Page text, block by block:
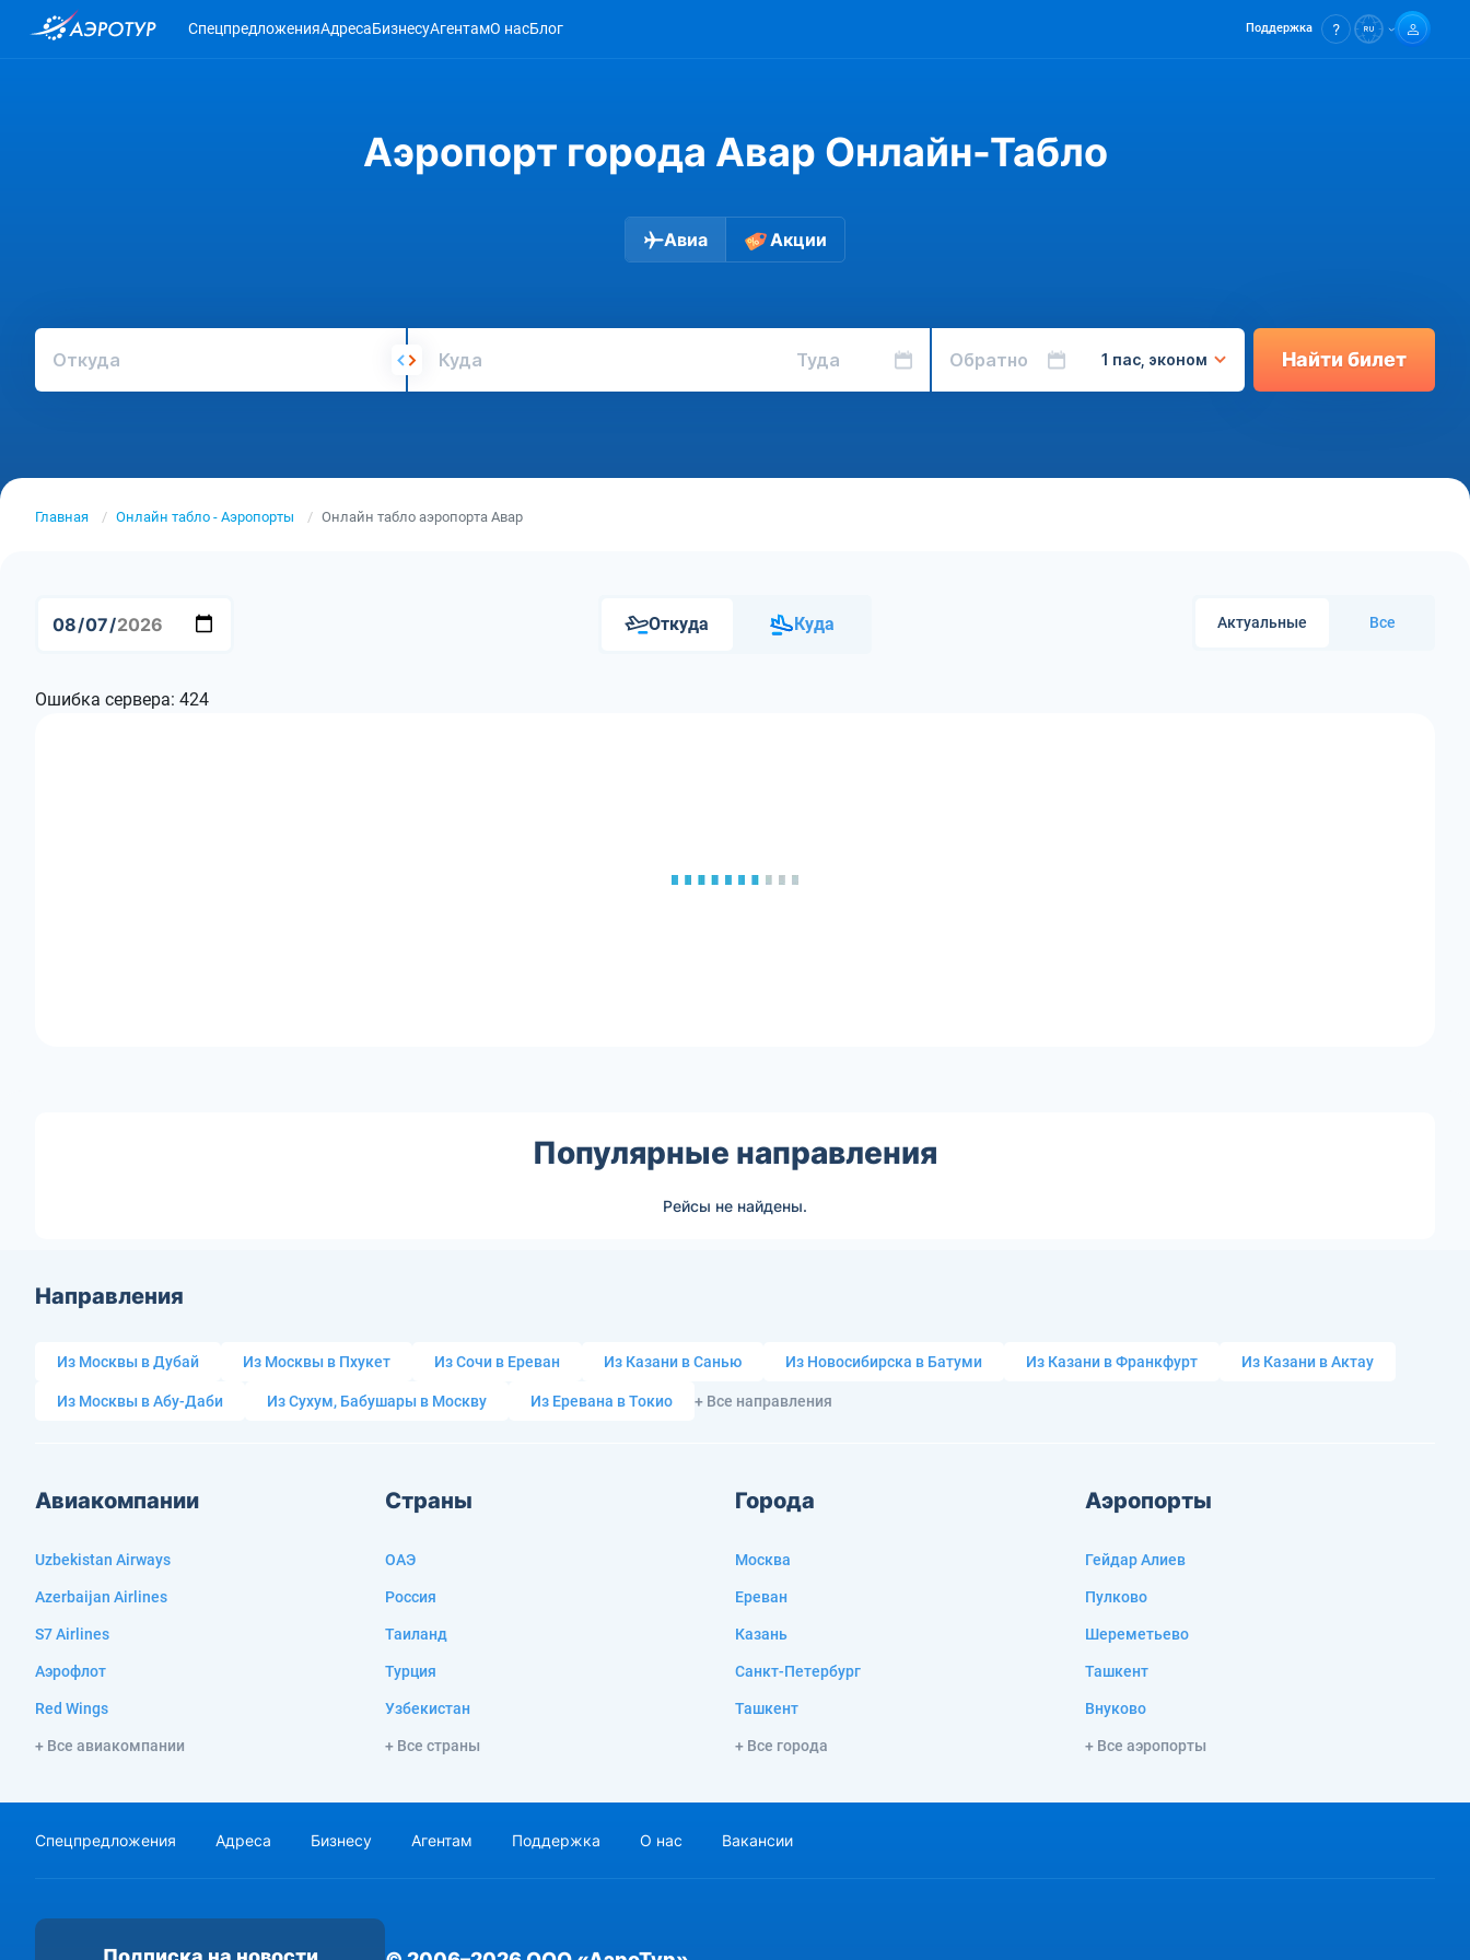
СпецпредложенияАдресаБизнесуАгентамО насБлог Поддержка
Аэропорт города Авар Онлайн-Табло
Авиа Акции
Откуда Куда Туда Обратно 1 пас, эконом Найти билет
Главная Онлайн табло - Аэропорты Онлайн табло аэропорта Авар
Откуда Куда Актуальные Все
Ошибка сервера: 424
Популярные направления
Рейсы не найдены.
Направления
Из Москвы в Дубай Из Москвы в Пхукет Из Сочи в Ереван Из Казани в Санью Из Новосибирска в Батуми Из Казани в Франкфурт Из Казани в Актау
Из Москвы в Абу-Даби Из Сухум, Бабушары в Москву Из Еревана в Токио + Все направления
Авиакомпании
Uzbekistan Airways
Azerbaijan Airlines
S7 Airlines
Аэрофлот
Red Wings
+ Все авиакомпании
Страны
ОАЭ
Россия
Таиланд
Турция
Узбекистан
+ Все страны
Города
Москва
Ереван
Казань
Санкт-Петербург
Ташкент
+ Все города
Аэропорты
Гейдар Алиев
Пулково
Шереметьево
Ташкент
Внуково
+ Все аэропорты
Спецпредложения Адреса Бизнесу Агентам Поддержка О нас Вакансии